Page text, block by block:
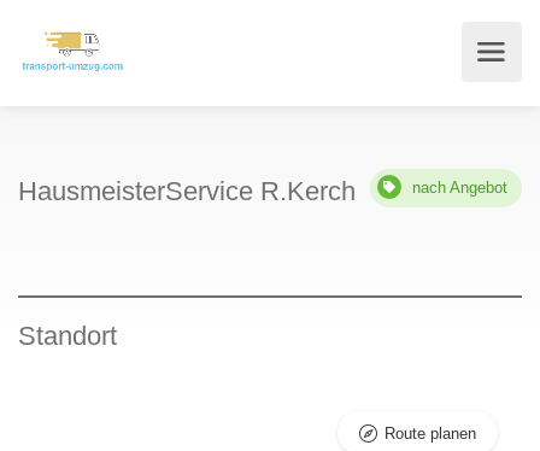
HausmeisterService R.Kerch nach Angebot
Standort
Route planen